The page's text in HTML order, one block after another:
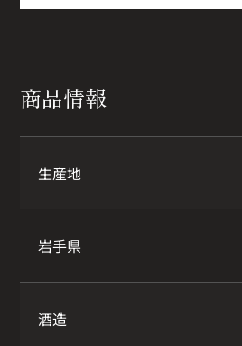
商品情報
生産地
岩手県
酒造